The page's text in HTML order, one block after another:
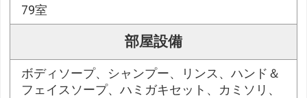
79室
部屋設備
ボディソープ、シャンプー、リンス、ハンド＆
フェイスソープ、ハミガキセット、カミソリ、